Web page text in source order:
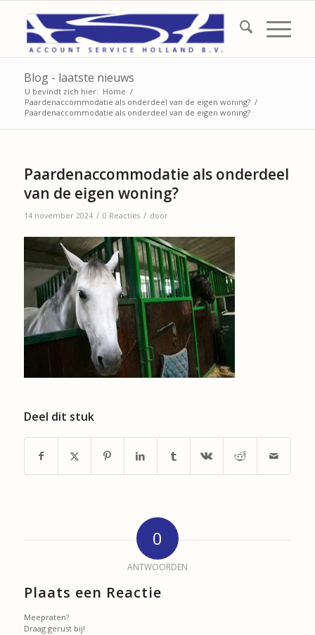
Blog - laatste nieuws
U bevindt zich hier: Home /
Paardenaccommodatie als onderdeel van de eigen woning? /
Paardenaccommodatie als onderdeel van de eigen woning?
Paardenaccommodatie als onderdeel
van de eigen woning?
14 november 2024 / 0 Reacties / door
Deel dit stuk
0
ANTWOORDEN
Plaats een Reactie
Meepraten?
Draag gerust bij!